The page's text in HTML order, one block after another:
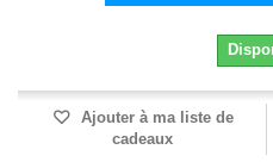
Ajouter à ma liste de
cadeaux